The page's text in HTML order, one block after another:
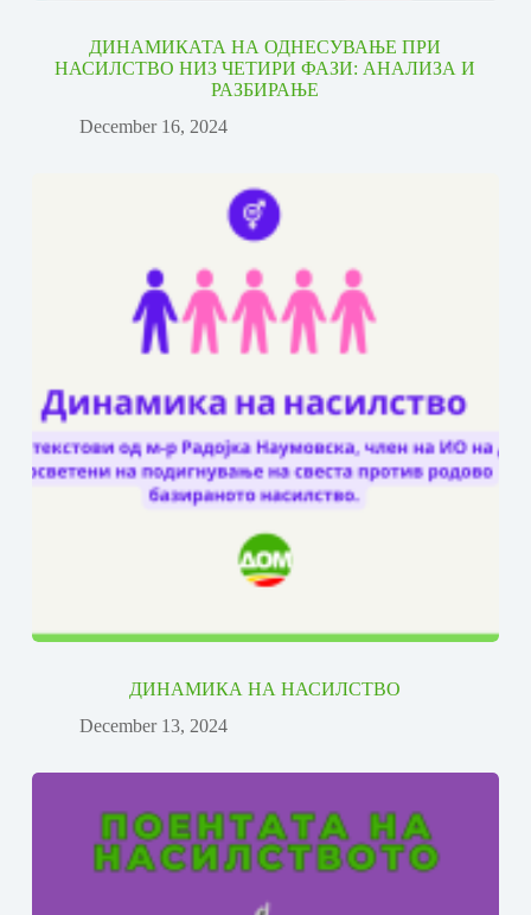
ДИНАМИКАТА НА ОДНЕСУВАЊЕ ПРИ
НАСИЛСТВО НИЗ ЧЕТИРИ ФАЗИ: АНАЛИЗА И
РАЗБИРАЊЕ
December 16, 2024
ДИНАМИКА НА НАСИЛСТВО
December 13, 2024